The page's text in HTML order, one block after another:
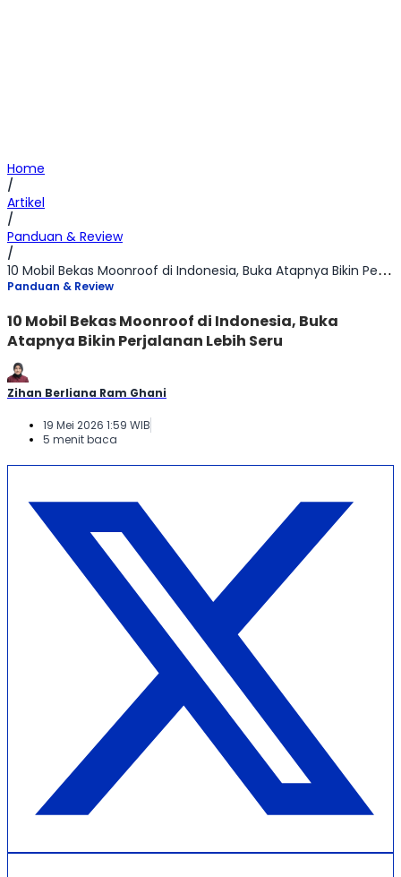
Home
/
Artikel
/
Panduan & Review
/
10 Mobil Bekas Moonroof di Indonesia, Buka Atapnya Bikin Perjalanan Lebih Seru
Panduan & Review
10 Mobil Bekas Moonroof di Indonesia, Buka
Atapnya Bikin Perjalanan Lebih Seru
Zihan Berliana Ram Ghani
19 Mei 2026 1:59 WIB
5 menit baca